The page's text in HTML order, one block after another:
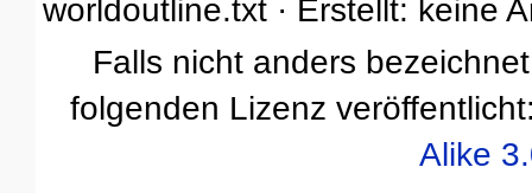
worldoutline.txt · Erstellt: keine
Falls nicht anders
folgenden Lizenz
Alike